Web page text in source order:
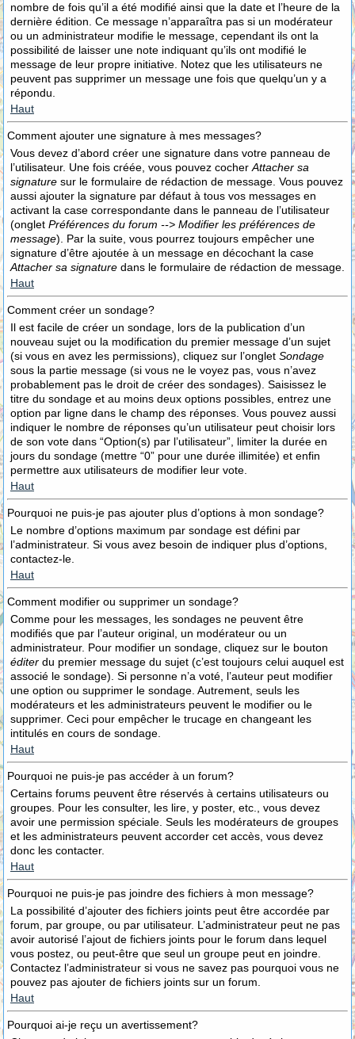
nombre de fois qu’il a été modifié ainsi que la date et l’heure de la
dernière édition. Ce message n’apparaîtra pas si un modérateur
ou un administrateur modifie le message, cependant ils ont la
possibilité de laisser une note indiquant qu’ils ont modifié le
message de leur propre initiative. Notez que les utilisateurs ne
peuvent pas supprimer un message une fois que quelqu’un y a
répondu.
Haut
Comment ajouter une signature à mes messages?
Vous devez d’abord créer une signature dans votre panneau de
l’utilisateur. Une fois créée, vous pouvez cocher Attacher sa
signature sur le formulaire de rédaction de message. Vous pouvez
aussi ajouter la signature par défaut à tous vos messages en
activant la case correspondante dans le panneau de l’utilisateur
(onglet Préférences du forum --> Modifier les préférences de
message). Par la suite, vous pourrez toujours empêcher une
signature d’être ajoutée à un message en décochant la case
Attacher sa signature dans le formulaire de rédaction de message.
Haut
Comment créer un sondage?
Il est facile de créer un sondage, lors de la publication d’un
nouveau sujet ou la modification du premier message d’un sujet
(si vous en avez les permissions), cliquez sur l’onglet Sondage
sous la partie message (si vous ne le voyez pas, vous n’avez
probablement pas le droit de créer des sondages). Saisissez le
titre du sondage et au moins deux options possibles, entrez une
option par ligne dans le champ des réponses. Vous pouvez aussi
indiquer le nombre de réponses qu’un utilisateur peut choisir lors
de son vote dans “Option(s) par l’utilisateur”, limiter la durée en
jours du sondage (mettre “0” pour une durée illimitée) et enfin
permettre aux utilisateurs de modifier leur vote.
Haut
Pourquoi ne puis-je pas ajouter plus d’options à mon sondage?
Le nombre d’options maximum par sondage est défini par
l’administrateur. Si vous avez besoin de indiquer plus d’options,
contactez-le.
Haut
Comment modifier ou supprimer un sondage?
Comme pour les messages, les sondages ne peuvent être
modifiés que par l’auteur original, un modérateur ou un
administrateur. Pour modifier un sondage, cliquez sur le bouton
éditer du premier message du sujet (c’est toujours celui auquel est
associé le sondage). Si personne n’a voté, l’auteur peut modifier
une option ou supprimer le sondage. Autrement, seuls les
modérateurs et les administrateurs peuvent le modifier ou le
supprimer. Ceci pour empêcher le trucage en changeant les
intitulés en cours de sondage.
Haut
Pourquoi ne puis-je pas accéder à un forum?
Certains forums peuvent être réservés à certains utilisateurs ou
groupes. Pour les consulter, les lire, y poster, etc., vous devez
avoir une permission spéciale. Seuls les modérateurs de groupes
et les administrateurs peuvent accorder cet accès, vous devez
donc les contacter.
Haut
Pourquoi ne puis-je pas joindre des fichiers à mon message?
La possibilité d’ajouter des fichiers joints peut être accordée par
forum, par groupe, ou par utilisateur. L’administrateur peut ne pas
avoir autorisé l’ajout de fichiers joints pour le forum dans lequel
vous postez, ou peut-être que seul un groupe peut en joindre.
Contactez l’administrateur si vous ne savez pas pourquoi vous ne
pouvez pas ajouter de fichiers joints sur un forum.
Haut
Pourquoi ai-je reçu un avertissement?